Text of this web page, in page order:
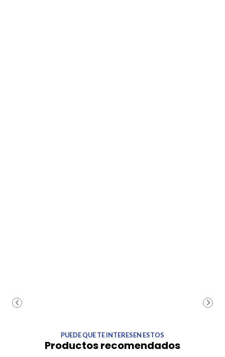
PUEDE QUE TE INTERESEN ESTOS
Productos recomendados